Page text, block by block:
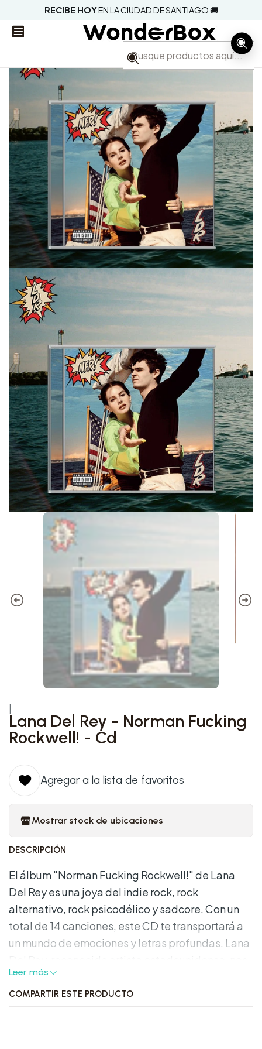
RECIBE HOYEN LA CIUDAD DE SANTIAGO 🚚
Lana Del Rey - Norman Fucking
Rockwell! - Cd
Agregar a la lista de favoritos
Mostrar stock de ubicaciones
DESCRIPCIÓN
El álbum "Norman Fucking Rockwell!" de Lana
Del Rey es una joya del indie rock, rock
alternativo, rock psicodélico y sadcore. Con un
total de 14 canciones, este CD te transportará a
un mundo de emociones y letras profundas. Lana
regala su talento en este formato físico, ideal
para los amantes de la música en su forma más
auténtica. El álbum viene en una caja de plástico
Leer más
COMPARTIR ESTE PRODUCTO